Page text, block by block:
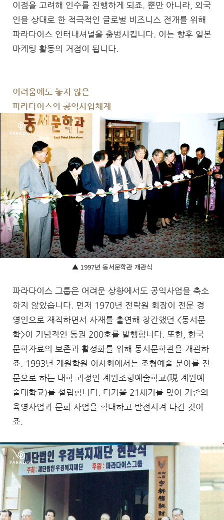
이점을 고려해 인수를 진행하게 되죠. 뿐만 아니라, 외국
인을 상대로 한 적극적인 글로벌 비즈니스 전개를 위해
파라다이스 인터내셔널을 출범시킵니다. 이는 향후 일본
마케팅 활동의 거점이 됩니다.
어려움에도 놓지 않은
파라다이스의 공익사업체계
▲ 1997년 동서문학관 개관식
파라다이스 그룹은 어려운 상황에서도 공익사업을 축소
하지 않았습니다. 먼저 1970년 전락원 회장이 전문 경
영인으로 재직하면서 사재를 출연해 창간했던 <동서문
학>이 기념적인 통권 200호를 발행합니다. 또한, 한국
문학자료의 보존과 활성화를 위해 동서문학관을 개관하
죠. 1993년 계원학원 이사회에서는 조형예술 분야를 전
문으로 하는 대학 과정인 계원조형예술학교(現 계원예
술대학교)를 설립합니다. 다가올 21세기를 맞아 기존의
육영사업과 문화 사업을 확대하고 발전시켜 나간 것이
죠.